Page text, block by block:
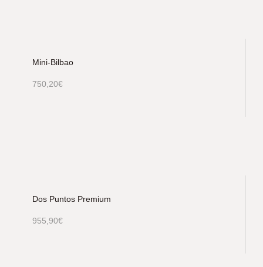
Mini-Bilbao
750,20€
Dos Puntos Premium
955,90€